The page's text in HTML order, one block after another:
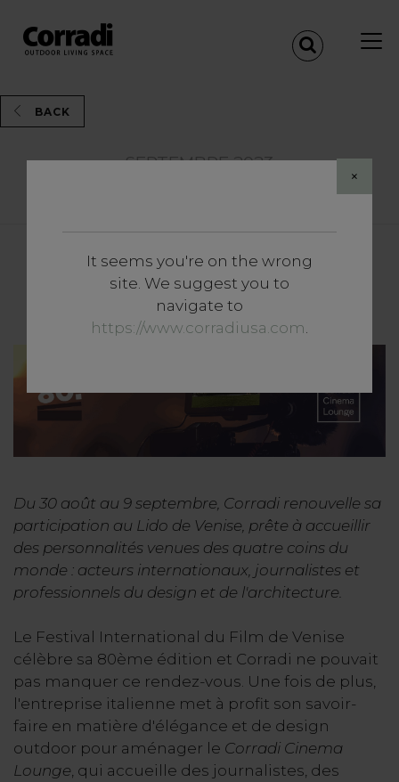
×
It seems you're on the wrong
site. We suggest you to
navigate to
https://www.corradiusa.com.
BACK
SEPTEMBRE 2023
News et Événements
Que le spectacle commence
Du 30 août au 9 septembre, Corradi renouvelle sa
participation au Lido de Venise, prête à accueillir
des personnalités venues des quatre coins du
monde : acteurs internationaux, journalistes et
professionnels du design et de l'architecture.
Le Festival International du Film de Venise
célèbre sa 80ème édition et Corradi ne pouvait
pas manquer ce rendez-vous. Une fois de plus,
l'entreprise italienne met à profit son savoir-
faire en matière d'élégance et de design
outdoor pour aménager le Corradi Cinema
Lounge , qui accueille des journalistes, des